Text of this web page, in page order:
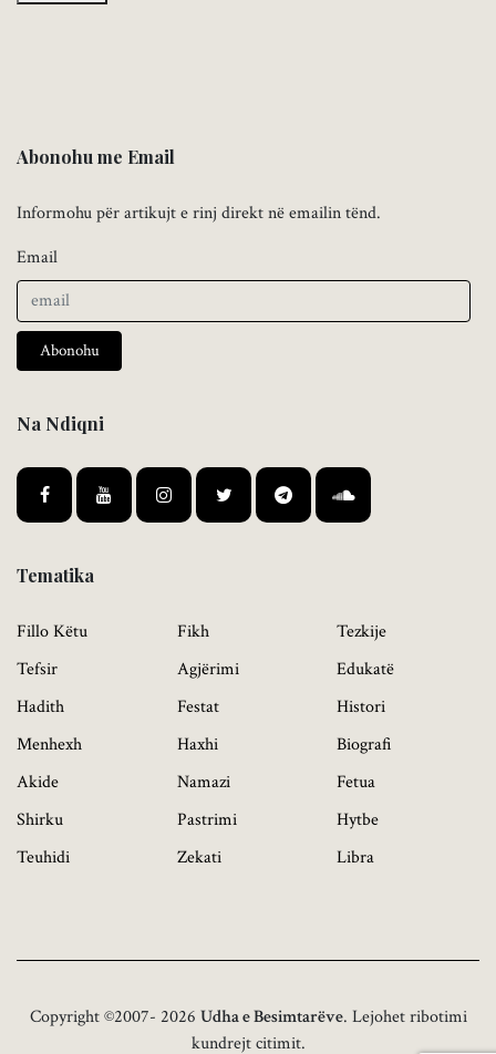
Abonohu me Email
Informohu për artikujt e rinj direkt në emailin tënd.
Email
Abonohu
Na Ndiqni
Tematika
Fillo Këtu
Tefsir
Hadith
Menhexh
Akide
Shirku
Teuhidi
Fikh
Agjërimi
Festat
Haxhi
Namazi
Pastrimi
Zekati
Tezkije
Edukatë
Histori
Biografi
Fetua
Hytbe
Libra
Copyright ©2007- 2026 Udha e Besimtarëve. Lejohet ribotimi
kundrejt citimit.